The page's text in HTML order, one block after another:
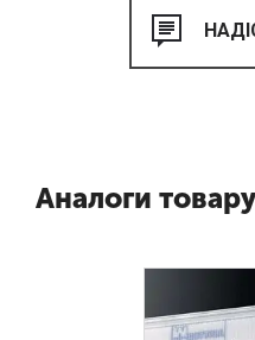
Аналоги товару